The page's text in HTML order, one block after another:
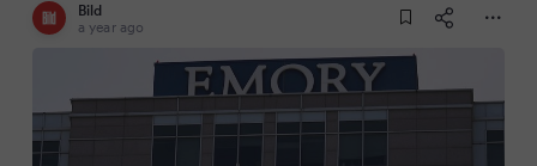
Bild
a year ago